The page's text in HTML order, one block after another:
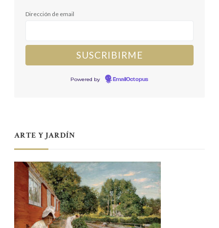
Dirección de email
Powered by EmailOctopus
ARTE Y JARDÍN